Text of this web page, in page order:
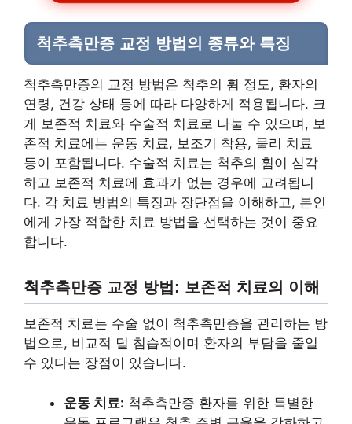
척추측만증 교정 방법의 종류와 특징
척추측만증의 교정 방법은 척추의 휨 정도, 환자의
연령, 건강 상태 등에 따라 다양하게 적용됩니다. 크
게 보존적 치료와 수술적 치료로 나눌 수 있으며, 보
존적 치료에는 운동 치료, 보조기 착용, 물리 치료
등이 포함됩니다. 수술적 치료는 척추의 휨이 심각
하고 보존적 치료에 효과가 없는 경우에 고려됩니
다. 각 치료 방법의 특징과 장단점을 이해하고, 본인
에게 가장 적합한 치료 방법을 선택하는 것이 중요
합니다.
척추측만증 교정 방법: 보존적 치료의 이해
보존적 치료는 수술 없이 척추측만증을 관리하는 방
법으로, 비교적 덜 침습적이며 환자의 부담을 줄일
수 있다는 장점이 있습니다.
운동 치료: 척추측만증 환자를 위한 특별한